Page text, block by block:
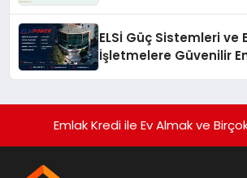
ELSİ Güç Sistemleri ve
İşletmelere Güvenilir
Emlak Kredi ile Ev Almak ve